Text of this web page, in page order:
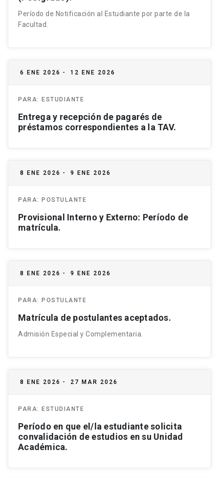
Período de Notificación al Estudiante por parte de la
Facultad.
6 ENE 2026 - 12 ENE 2026
PARA: ESTUDIANTE
Entrega y recepción de pagarés de
préstamos correspondientes a la TAV.
8 ENE 2026 - 9 ENE 2026
PARA: POSTULANTE
Provisional Interno y Externo: Período de
matrícula.
8 ENE 2026 - 9 ENE 2026
PARA: POSTULANTE
Matrícula de postulantes aceptados.
Admisión Especial y Complementaria.
8 ENE 2026 - 27 MAR 2026
PARA: ESTUDIANTE
Período en que el/la estudiante solicita
convalidación de estudios en su Unidad
Académica.